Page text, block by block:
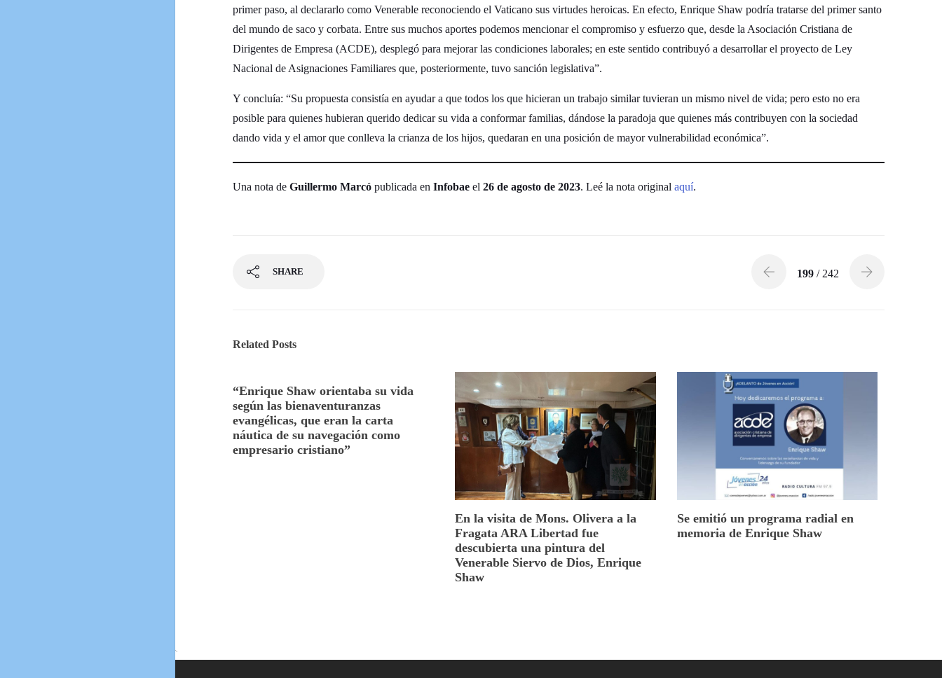
primer paso, al declararlo como Venerable reconociendo el Vaticano sus virtudes heroicas. En efecto, Enrique Shaw podría tratarse del primer santo
del mundo de saco y corbata. Entre sus muchos aportes podemos mencionar el compromiso y esfuerzo que, desde la Asociación Cristiana de
Dirigentes de Empresa (ACDE), desplegó para mejorar las condiciones laborales; en este sentido contribuyó a desarrollar el proyecto de Ley
Nacional de Asignaciones Familiares que, posteriormente, tuvo sanción legislativa”.
Y concluía: “Su propuesta consistía en ayudar a que todos los que hicieran un trabajo similar tuvieran un mismo nivel de vida; pero esto no era
posible para quienes hubieran querido dedicar su vida a conformar familias, dándose la paradoja que quienes más contribuyen con la sociedad
dando vida y el amor que conlleva la crianza de los hijos, quedaran en una posición de mayor vulnerabilidad económica”.
Una nota deGuillermo Marcópublicada enInfobae el 26 de agosto de 2023. Leé la nota originalaquí.
SHARE 199/ 242
Related Posts
“Enrique Shaw orientaba su vida
según las bienaventuranzas
evangélicas, que eran la carta
náutica de su navegación como
empresario cristiano”
En la visita de Mons. Olivera a la
Fragata ARA Libertad fue
descubierta una pintura del
Venerable Siervo de Dios, Enrique
Shaw
Se emitió un programa radial en
memoria de Enrique Shaw